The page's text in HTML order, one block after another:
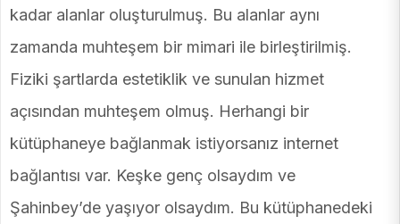
kadar alanlar oluşturulmuş. Bu alanlar aynı
zamanda muhteşem bir mimari ile birleştirilmiş.
Fiziki şartlarda estetiklik ve sunulan hizmet
açısından muhteşem olmuş. Herhangi bir
kütüphaneye bağlanmak istiyorsanız internet
bağlantısı var. Keşke genç olsaydım ve
Şahinbey’de yaşıyor olsaydım. Bu kütüphanedeki